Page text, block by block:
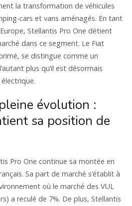
la transformation de véhicules
cars et vans aménagés. En tant
Stellantis Pro One détient
dans ce segment. Le Fiat
se distingue comme un
plus qu’il est désormais
évolution :
sa position de
Pro One continue sa montée en
Sa part de marché s’établit à
où le marché des VUL
a reculé de 7%. De plus, Stellantis